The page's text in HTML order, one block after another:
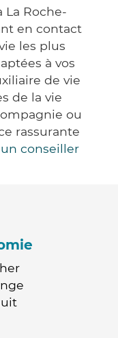
La Roche-
en contact
les plus
à vos
de vie
de la vie
ou
rassurante
conseiller